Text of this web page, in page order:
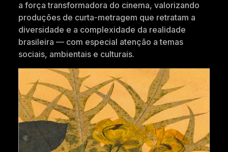
a força transformadora do cinema, valorizando
produções de curta-metragem que retratam a
diversidade e a complexidade da realidade
brasileira — com especial atenção a temas
sociais, ambientais e culturais.